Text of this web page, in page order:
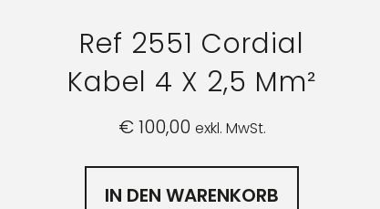
Ref 2551 Cordial
Kabel 4 X 2,5 Mm²
€100,00 exkl. MwSt.
IN DEN WARENKORB